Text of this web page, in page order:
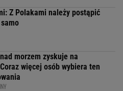
Z Polakami należy postąpić
morzem zyskuje na
więcej osób wybiera ten